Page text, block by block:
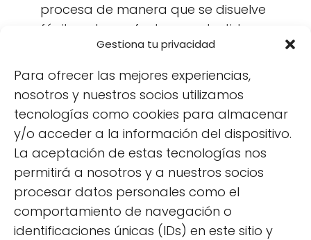
Gestiona tu privacidad
Para ofrecer las mejores experiencias,
nosotros y nuestros socios utilizamos
tecnologías como cookies para almacenar
y/o acceder a la información del dispositivo.
La aceptación de estas tecnologías nos
permitirá a nosotros y a nuestros socios
procesar datos personales como el
comportamiento de navegación o
identificaciones únicas (IDs) en este sitio y
procesa de manera que se disuelve
fácilmente, perfecta para batidos o
como espesante.
Harina de avena gruesa:Con una
textura más gruesa, se utiliza en recetas
que requieren mayor consistencia, como
en algunas galletas o panes rústicos.
Cada tipo de harina tiene sus propios usos y
propiedades, por lo que es importante elegir
la que se adapte mejor a tus necesidades
culinarias y nutricionales.